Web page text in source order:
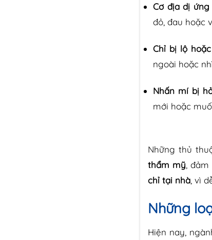
Cơ địa dị
đỏ, đau hoặc
Chỉ bị lộ
ngoài hoặc
Nhấn mí bị
mới hoặc
Những thủ
thẩm mỹ ,
chỉ tại nhà , vì
Những
Hiện nay,